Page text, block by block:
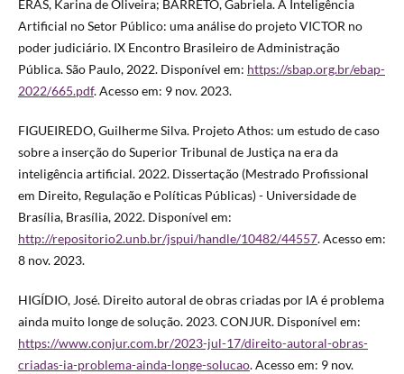
ERAS, Karina de Oliveira; BARRETO, Gabriela. A Inteligência
Artificial no Setor Público: uma análise do projeto VICTOR no
poder judiciário. IX Encontro Brasileiro de Administração
Pública. São Paulo, 2022. Disponível em: https://sbap.org.br/ebap-
2022/665.pdf. Acesso em: 9 nov. 2023.
FIGUEIREDO, Guilherme Silva. Projeto Athos: um estudo de caso
sobre a inserção do Superior Tribunal de Justiça na era da
inteligência artificial. 2022. Dissertação (Mestrado Profissional
em Direito, Regulação e Políticas Públicas) - Universidade de
Brasília, Brasília, 2022. Disponível em:
http://repositorio2.unb.br/jspui/handle/10482/44557. Acesso em:
8 nov. 2023.
HIGÍDIO, José. Direito autoral de obras criadas por IA é problema
ainda muito longe de solução. 2023. CONJUR. Disponível em:
https://www.conjur.com.br/2023-jul-17/direito-autoral-obras-
criadas-ia-problema-ainda-longe-solucao. Acesso em: 9 nov.